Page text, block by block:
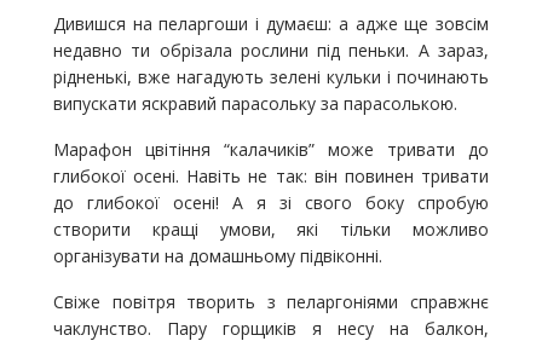
Дивишся на пеларгоши і думаєш: а адже ще зовсім
недавно ти обрізала рослини під пеньки. А зараз,
рідненькі, вже нагадують зелені кульки і починають
випускати яскравий парасольку за парасолькою.
Марафон цвітіння “калачиків” може тривати до
глибокої осені. Навіть не так: він повинен тривати
до глибокої осені! А я зі свого боку спробую
створити кращі умови, які тільки можливо
організувати на домашньому підвіконні.
Свіже повітря творить з пеларгоніями справжнє
чаклунство. Пару горщиків я несу на балкон,